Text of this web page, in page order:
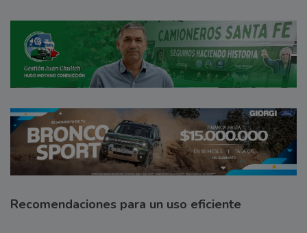
Recomendaciones para un uso eficiente